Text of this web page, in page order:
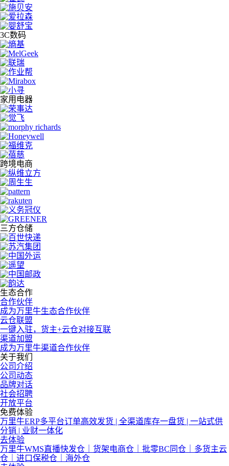
3C数码
家用电器
跨境电商
三方仓储
生态合作
合作伙伴
成为万里牛生态合作伙伴
云仓联盟
一键入驻，货主+云仓对接互联
渠道加盟
成为万里牛渠道合作伙伴
关于我们
公司介绍
公司动态
品牌对话
社会招聘
开放平台
免费体验
万里牛ERP多平台订单高效发货 | 全渠道库存一盘货 | 一站式供
分销 | 业财一体化
去体验
万里牛WMS直播快发仓｜货架电商仓｜批零BC同仓｜多货主云
仓｜进口保税仓｜海外仓